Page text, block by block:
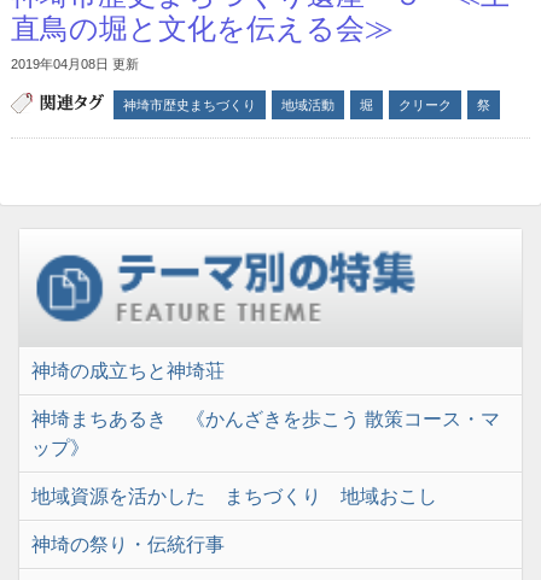
直鳥の堀と文化を伝える会≫
2019年04月08日 更新
神埼市歴史まちづくり 地域活動 堀 クリーク 祭
神埼の成立ちと神埼荘
神埼まちあるき 《かんざきを歩こう 散策コース・マ
ップ》
地域資源を活かした まちづくり 地域おこし
神埼の祭り・伝統行事